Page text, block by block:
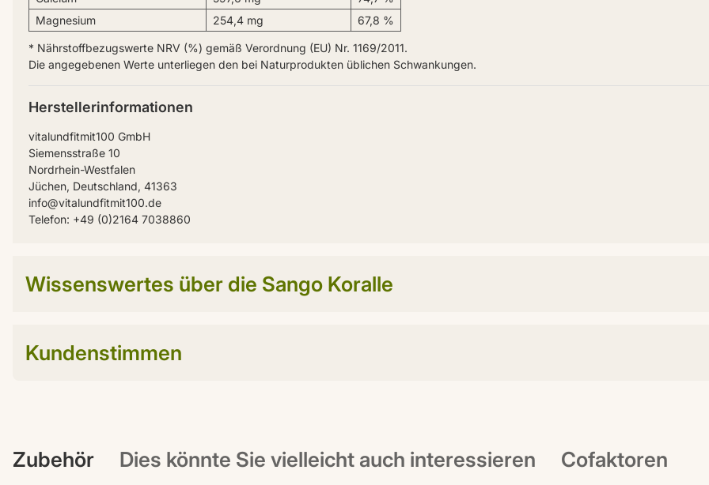
Magnesium
254,4 mg 67,8 %
* Nährstoffbezugswerte NRV (%) gemäß Verordnung (EU) Nr. 1169/2011.
Die angegebenen Werte unterliegen den bei Naturprodukten üblichen Schwankungen.
Herstellerinformationen
vitalundfitmit100 GmbH
Siemensstraße 10
Nordrhein-Westfalen
Jüchen, Deutschland, 41363
info@vitalundfitmit100.de
Telefon: +49 (0)2164 7038860
Wissenswertes über die Sango Koralle
Kundenstimmen
Zubehör Dies könnte Sie vielleicht auch interessieren Cofaktoren